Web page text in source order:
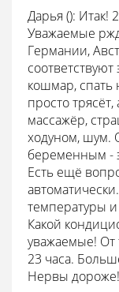
Дарья (): Итак!
Уважаемые
Германии,
кошмар, спать
просто трясёт,
массажёр,
ходуном, шум.
беременным -
Есть ещё
температуры
Какой
уважаемые! От
23 часа.
Нервы дороже!